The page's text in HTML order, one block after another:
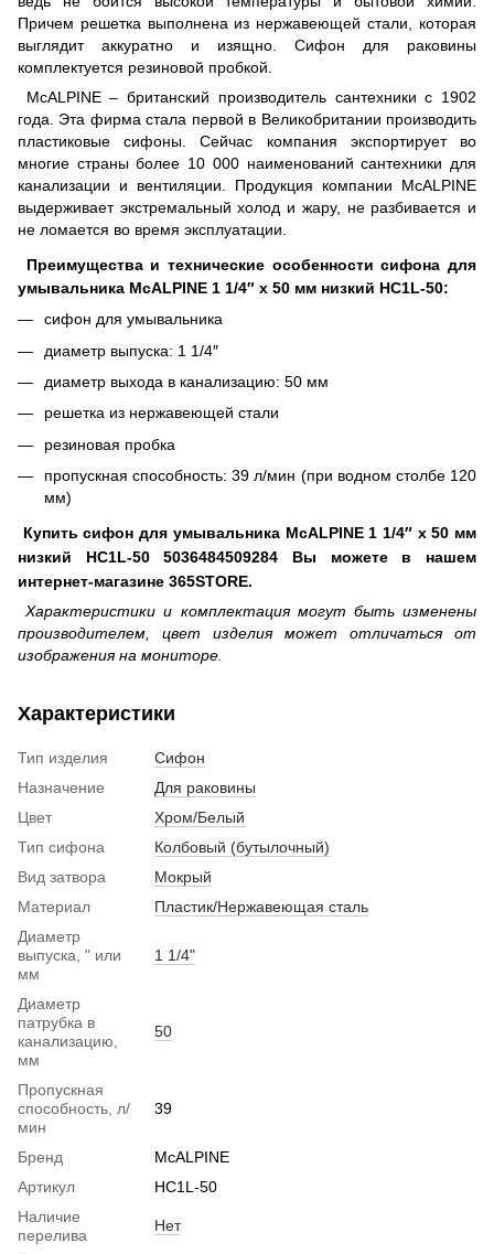
Причем решетка выполнена из нержавеющей стали, которая
выглядит аккуратно и изящно. Сифон для раковины
комплектуется резиновой пробкой.
McALPINE – британский производитель сантехники с 1902
года. Эта фирма стала первой в Великобритании производить
пластиковые сифоны. Сейчас компания экспортирует во
многие страны более 10 000 наименований сантехники для
канализации и вентиляции. Продукция компании McALPINE
выдерживает экстремальный холод и жару, не разбивается и
не ломается во время эксплуатации.
Преимущества и технические особенности сифона для
умывальника McALPINE 1 1/4″ x 50 мм низкий HC1L-50:
сифон для умывальника
диаметр выпуска: 1 1/4″
диаметр выхода в канализацию: 50 мм
решетка из нержавеющей стали
резиновая пробка
пропускная способность: 39 л/мин (при водном столбе 120
мм)
Купить сифон для умывальника McALPINE 1 1/4″ x 50 мм
низкий HC1L-50 5036484509284 Вы можете в нашем
интернет-магазине 365STORE.
Характеристики и комплектация могут быть изменены
производителем, цвет изделия может отличаться от
изображения на мониторе.
Характеристики
Тип изделия
Сифон
Назначение
Для раковины
Цвет
Хром/Белый
Тип сифона
Колбовый (бутылочный)
Вид затвора
Мокрый
Материал
Пластик/Нержавеющая сталь
Диаметр
выпуска, " или
мм
1 1/4"
Диаметр
патрубка в
канализацию,
мм
50
Пропускная
способность, л/
мин
39
Бренд
McALPINE
Артикул
HC1L-50
Наличие
перелива
Нет